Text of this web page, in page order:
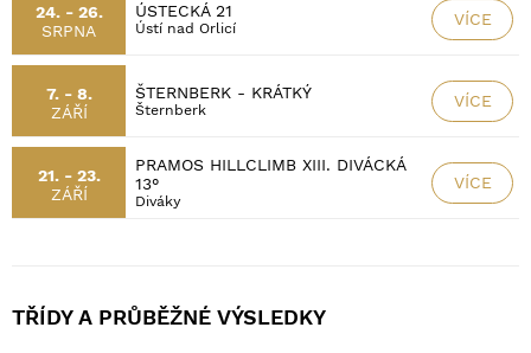
24. - 26.
SRPNA
ÚSTECKÁ 21
Ústí nad Orlicí
VÍCE
7. - 8.
ZÁŘÍ
ŠTERNBERK - KRÁTKÝ
Šternberk
VÍCE
21. - 23.
ZÁŘÍ
PRAMOS HILLCLIMB XIII. DIVÁCKÁ
13°
Diváky
VÍCE
TŘÍDY A PRŮBĚŽNÉ VÝSLEDKY